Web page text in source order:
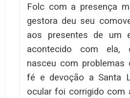
Folc com a presença
gestora deu seu
aos presentes de um
acontecido com ela,
nasceu com problemas
fé e devoção a Santa
ocular foi corrigido com